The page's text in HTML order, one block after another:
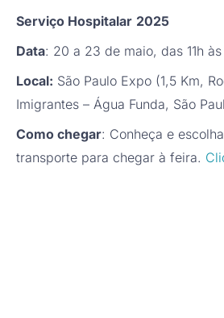
Serviço Hospitalar 2025
Data: 20 a 23 de maio, das 11h
Local: São Paulo Expo (1,5 Km,
Imigrantes – Água Funda, São
Como chegar: Conheça e
transporte para chegar à feira.